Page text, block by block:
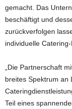
gemacht. Das
beschäftigt und
zurückverfolgen
individuelle Catering-
„Die Partnerschaft
breites Spektrum an
Teil eines